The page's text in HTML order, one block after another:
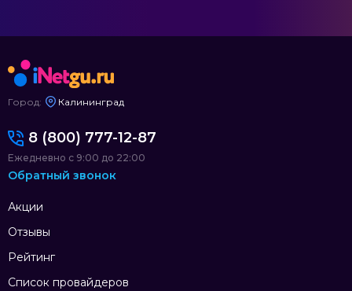
Город: Калининград
Акции
Отзывы
Рейтинг
Список провайдеров
8 (800) 777-12-87
Ежедневно с 9:00 до 22:00
Обратный звонок